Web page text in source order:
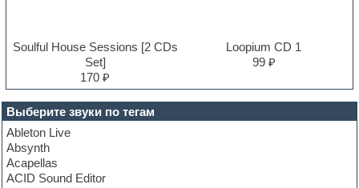
Выберите звуки по тегам
Ableton Live
Absynth
Acapellas
ACID Sound Editor
Soulful House Sessions [2 CDs
Set]
170 ₽
Loopium CD 1
99 ₽